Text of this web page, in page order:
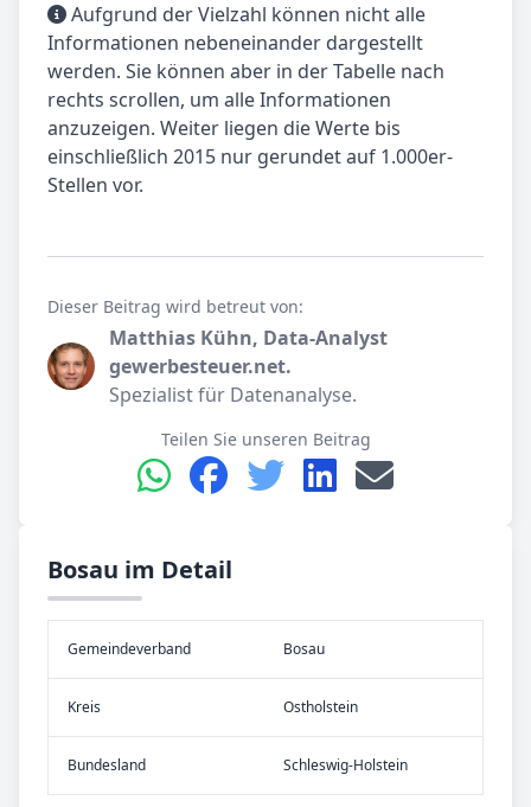
Aufgrund der Vielzahl können nicht alle
Informationen nebeneinander dargestellt
werden. Sie können aber in der Tabelle nach
rechts scrollen, um alle Informationen
anzuzeigen. Weiter liegen die Werte bis
einschließlich 2015 nur gerundet auf 1.000er-
Stellen vor.
Dieser Beitrag wird betreut von:
Matthias Kühn, Data-Analyst
gewerbesteuer.net.
Spezialist für Datenanalyse.
Teilen Sie unseren Beitrag
Bosau im Detail
Gemeinde­verband Bosau
Kreis Ostholstein
Bundes­land Schleswig-Holstein